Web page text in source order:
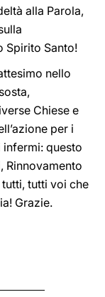
alla Parola,
Spirito Santo!
nello
Chiese e
per i
questo
Rinnovamento
tutti voi che
Grazie.